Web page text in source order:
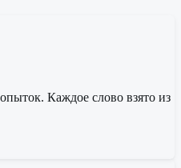
Каждое слово взято из